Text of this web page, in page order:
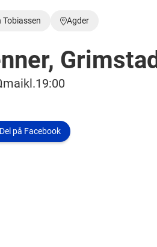
Tobiassen Agder
Grimstad
.maikl.19:00
på Facebook